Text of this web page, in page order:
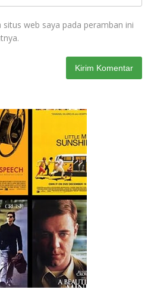
web saya pada peramban ini